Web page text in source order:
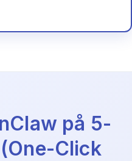
på 5-
Click